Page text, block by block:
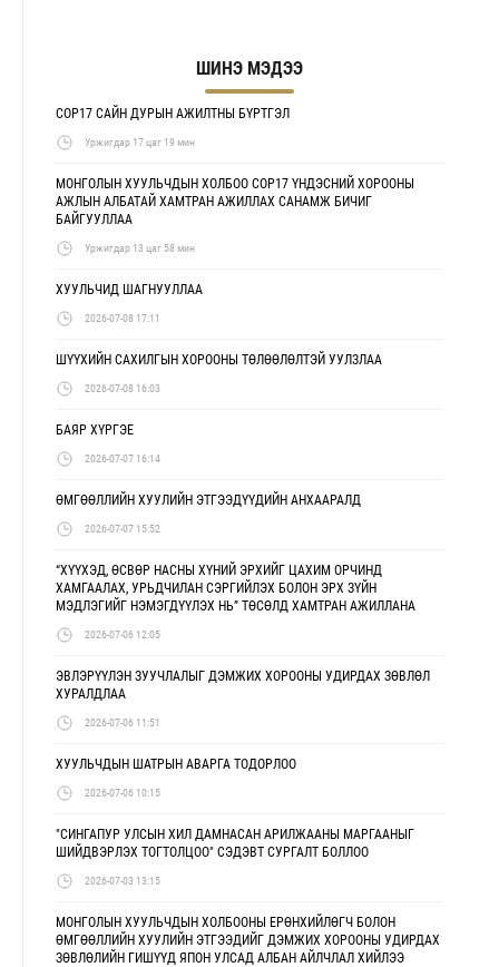
ШИНЭ МЭДЭЭ
COP17 САЙН ДУРЫН АЖИЛТНЫ БҮРТГЭЛ
Уржигдар 17 цаг 19 мин
МОНГОЛЫН ХУУЛЬЧДЫН ХОЛБОО COP17 ҮНДЭСНИЙ ХОРООНЫ
АЖЛЫН АЛБАТАЙ ХАМТРАН АЖИЛЛАХ САНАМЖ БИЧИГ
БАЙГУУЛЛАА
Уржигдар 13 цаг 58 мин
ХУУЛЬЧИД ШАГНУУЛЛАА
2026-07-08 17:11
ШҮҮХИЙН САХИЛГЫН ХОРООНЫ ТӨЛӨӨЛӨЛТЭЙ УУЛЗЛАА
2026-07-08 16:03
БАЯР ХҮРГЭЕ
2026-07-07 16:14
ӨМГӨӨЛЛИЙН ХУУЛИЙН ЭТГЭЭДҮҮДИЙН АНХААРАЛД
2026-07-07 15:52
“ХҮҮХЭД, ӨСВӨР НАСНЫ ХҮНИЙ ЭРХИЙГ ЦАХИМ ОРЧИНД
ХАМГААЛАХ, УРЬДЧИЛАН СЭРГИЙЛЭХ БОЛОН ЭРХ ЗҮЙН
МЭДЛЭГИЙГ НЭМЭГДҮҮЛЭХ НЬ” ТӨСӨЛД ХАМТРАН АЖИЛЛАНА
2026-07-06 12:05
ЭВЛЭРҮҮЛЭН ЗУУЧЛАЛЫГ ДЭМЖИХ ХОРООНЫ УДИРДАХ ЗӨВЛӨЛ
ХУРАЛДЛАА
2026-07-06 11:51
ХУУЛЬЧДЫН ШАТРЫН АВАРГА ТОДОРЛОО
2026-07-06 10:15
"СИНГАПУР УЛСЫН ХИЛ ДАМНАСАН АРИЛЖААНЫ МАРГААНЫГ
ШИЙДВЭРЛЭХ ТОГТОЛЦОО" СЭДЭВТ СУРГАЛТ БОЛЛОО
2026-07-03 13:15
МОНГОЛЫН ХУУЛЬЧДЫН ХОЛБООНЫ ЕРӨНХИЙЛӨГЧ БОЛОН
ӨМГӨӨЛЛИЙН ХУУЛИЙН ЭТГЭЭДИЙГ ДЭМЖИХ ХОРООНЫ УДИРДАХ
ЗӨВЛӨЛИЙН ГИШҮҮД ЯПОН УЛСАД АЛБАН АЙЛЧЛАЛ ХИЙЛЭЭ